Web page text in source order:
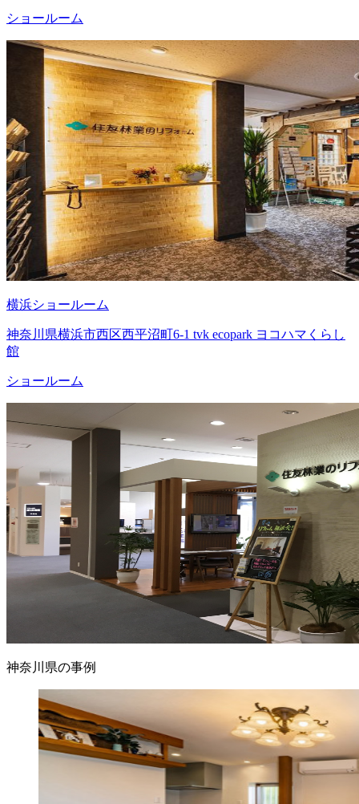
ショールーム
横浜ショールーム
神奈川県横浜市西区西平沼町6-1 tvk ecopark ヨコハマくらし
館
ショールーム
神奈川県の事例